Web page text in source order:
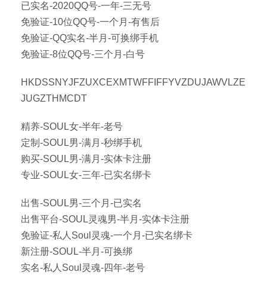
已实名-2020QQ号-一年-三无号
免验证-10位QQ号-一个月-有售后
免验证-QQ实名-半月-可换绑手机
免验证-8位QQ号-三个月-白号
HKDSSNYJFZUXCEXMTWFFIFFYVZDUJAWVLZE
JUGZTHMCDT
精养-SOUL女-半年-老号
定制-SOUL男-满月-秒绑手机
购买-SOUL男-满月-实体卡注册
专业-SOUL女-三年-已实名绑卡
出售-SOUL男-三个月-已实名
出售平台-SOUL灵魂男-半月-实体卡注册
免验证-私人Soul灵魂-一个月-已实名绑卡
新注册-SOUL-半月-可换绑
实名-私人Soul灵魂-四年-老号